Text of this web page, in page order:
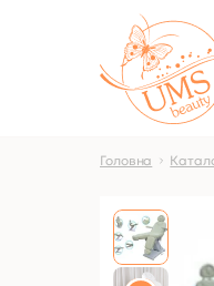
Головна